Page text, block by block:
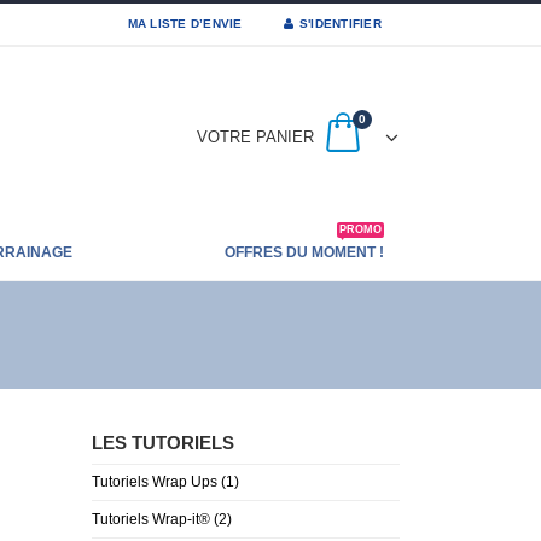
MA LISTE D’ENVIE S'IDENTIFIER
VOTRE PANIER
0
OFFRES DU MOMENT !
PROMO
LES TUTORIELS
Tutoriels Wrap Ups (1)
Tutoriels Wrap-it® (2)